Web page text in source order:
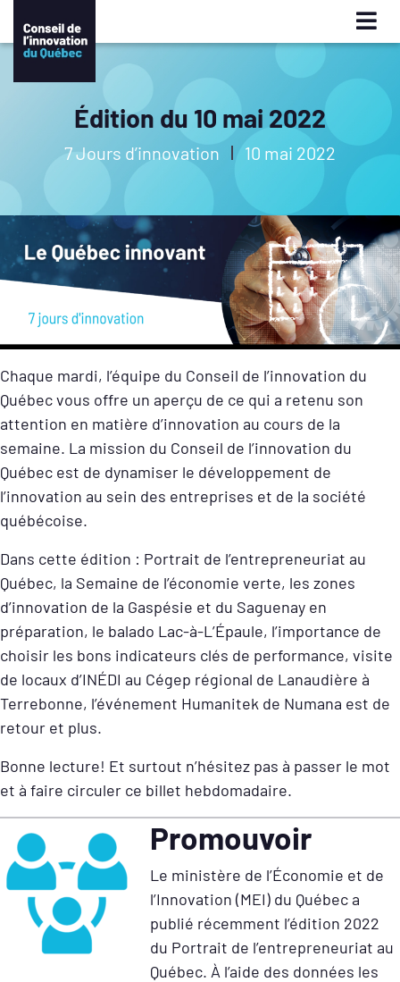
Édition du 10 mai 2022
7 Jours d’innovation 10 mai 2022
Chaque mardi, l’équipe du Conseil de l’innovation du
Québec vous offre un aperçu de ce qui a retenu son
attention en matière d’innovation au cours de la
semaine. La mission du Conseil de l’innovation du
Québec est de dynamiser le développement de
l’innovation au sein des entreprises et de la société
québécoise.
Dans cette édition : Portrait de l’entrepreneuriat au
Québec, la Semaine de l’économie verte, les zones
d’innovation de la Gaspésie et du Saguenay en
préparation, le balado Lac-à-L’Épaule, l’importance de
choisir les bons indicateurs clés de performance, visite
de locaux d’INÉDI au Cégep régional de Lanaudière à
Terrebonne, l’événement Humanitek de Numana est de
retour et plus.
Bonne lecture! Et surtout n’hésitez pas à passer le mot
et à faire circuler ce billet hebdomadaire.
Promouvoir
Le ministère de l’Économie et de
l’Innovation (MEI) du Québec a
publié récemment l’édition 2022
du Portrait de l’entrepreneuriat au
Québec. À l’aide des données les